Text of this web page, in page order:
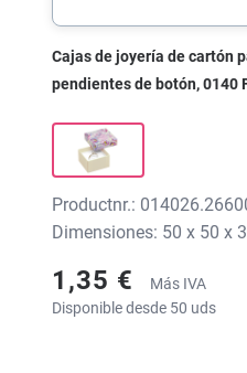
Cajas de joyería de cartón
pendientes de botón, 0140
Productnr.:
Dimensiones: 50 x 50 x
1,35 €
Más IVA
Disponible desde 50 uds